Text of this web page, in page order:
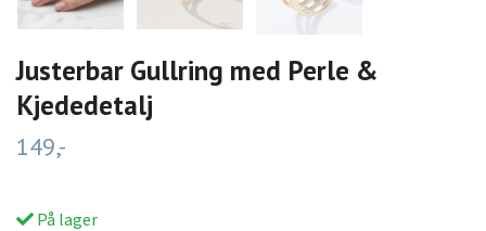
Justerbar Gullring med Perle &
Kjededetalj
149,-
På lager